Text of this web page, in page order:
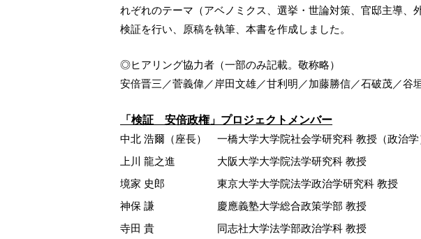
れぞれのテーマ（アベノミクス、選挙・世論対策、官邸主導
検証を行い、原稿を執筆、本書を作成しました。
◎ヒアリング協力者（一部のみ記載。敬称略）
安倍晋三／菅義偉／岸田文雄／甘利明／加藤勝信／石破茂／
「検証 安倍政権」プロジェクトメンバー
中北 浩爾（座長）一橋大学大学院社会学研究科 教授（政治学
上川 龍之進 大阪大学大学院法学研究科 教授
境家 史郎東京大学大学院法学政治学研究科 教授
神保 謙 慶應義塾大学総合政策学部 教授
寺田 貴 同志社大学法学部政治学科 教授